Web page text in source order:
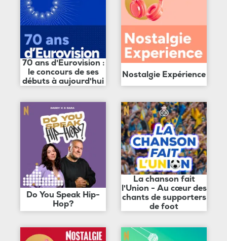
70 ans d'Eurovision :
le concours de ses
débuts à aujourd'hui
Nostalgie Expérience
Do You Speak Hip-
Hop?
La chanson fait
l'Union - Au cœur des
chants de supporters
de foot